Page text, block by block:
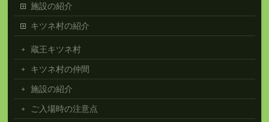
施設の紹介
キツネ村の紹介
蔵王キツネ村
キツネ村の仲間
施設の紹介
ご入場時の注意点